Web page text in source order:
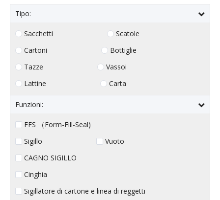
Tipo:
Sacchetti
Scatole
Cartoni
Bottiglie
Tazze
Vassoi
Lattine
Carta
Funzioni:
FFS （Form-Fill-Seal)
Sigillo
Vuoto
CAGNO SIGILLO
Cinghia
Sigillatore di cartone e linea di reggetti